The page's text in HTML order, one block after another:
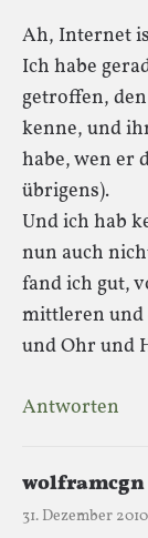
Ah, Internet
Ich habe
getroffen,
kenne, und
habe, wen er
übrigens).
Und ich hab
nun auch
fand ich gut,
mittleren und
und Ohr und
Antworten
wolframcgn
31. Dezember